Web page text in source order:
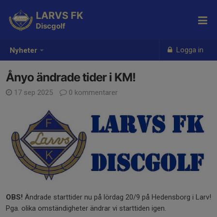
Nyheter Logga in
LARVS FK
Discgolf
Ånyo ändrade tider i KM!
17 sep 2025 0 kommentarer
OBS! Ändrade starttider nu på lördag 20/9 på Hedensborg i Larv!
Pga. olika omständigheter ändrar vi starttiden igen.